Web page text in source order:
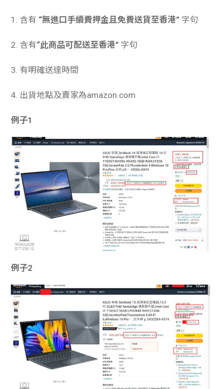
1. 含有 “無進口手續費押金且免費送貨至香港” 字句
2. 含有“此商品可配送至香港” 字句
3. 有明確送達時間
4. 出貨地點及賣家為amazon.com
例子1
例子2